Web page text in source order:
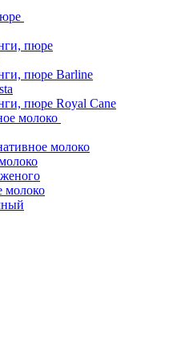
пюре
пюре Barline
пюре Royal Cane
молоко
молоко
молоко